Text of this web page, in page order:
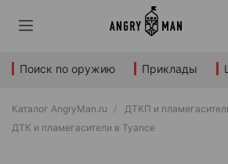
Поиск по оружию Приклады
Каталог AngryMan.ru
ДТКП и
ДТК и пламегасители в Туапсе